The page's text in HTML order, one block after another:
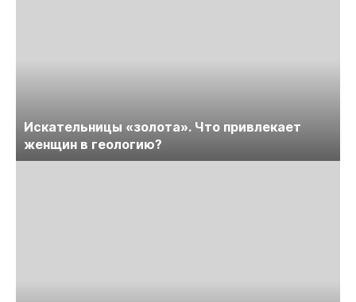
Искательницы «золота». Что привлекает
женщин в геологию?